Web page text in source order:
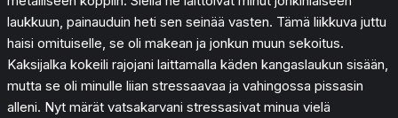
laukkuun, painauduin heti sen seinää vasten. Tämä liikkuva juttu
haisi omituiselle, se oli makean ja jonkun muun sekoitus.
Kaksijalka kokeili rajojani laittamalla käden kangaslaukun sisään,
mutta se oli minulle liian stressaavaa ja vahingossa pissasin
alleni. Nyt märät vatsakarvani stressasivat minua vielä